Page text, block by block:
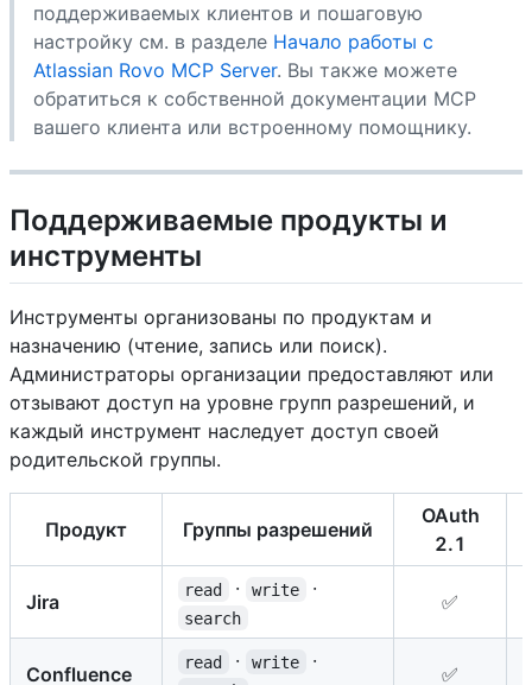
поддерживаемых клиентов и пошаговую
настройку см. в разделе Начало работы с
Atlassian Rovo MCP Server. Вы также можете
обратиться к собственной документации MCP
вашего клиента или встроенному помощнику.
Поддерживаемые продукты и
инструменты
Инструменты организованы по продуктам и
назначению (чтение, запись или поиск).
Администраторы организации предоставляют или
отзывают доступ на уровне групп разрешений, и
каждый инструмент наследует доступ своей
родительской группы.
Продукт Группы разрешений
OAuth
2.1
Jira
read · write ·
search
✅
Confluence
read · write ·
✅